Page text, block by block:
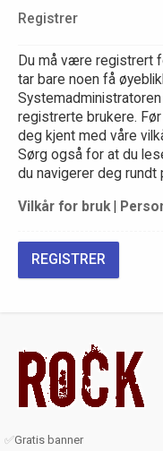
Registrer
Du må være registrert
tar bare noen få
registrerte brukere.
deg kjent med våre
Sørg også for at du
du navigerer deg rundt
Vilkår for bruk|
REGISTRER
✅Gratis banner